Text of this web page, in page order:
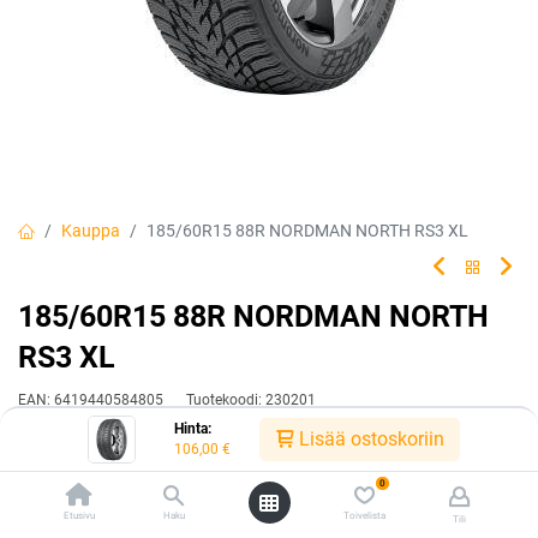
Hinta:
106,00 € Lisää ostoskoriin
Etusivu Haku
0
Toivelista Tili
Kauppa 185/60R15 88R NORDMAN NORTH RS3 XL
185/60R15 88R NORDMAN NORTH
RS3 XL
EAN: 6419440584805 Tuotekoodi: 230201
Tällä tuotteella ei ole kelvollista yhdistelmää.